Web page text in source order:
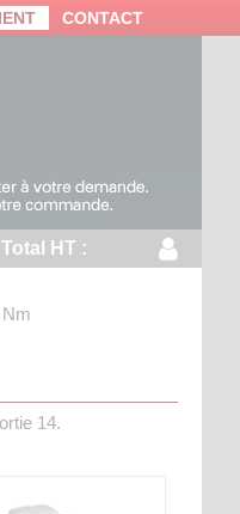
CONTACT
Total HT :
14.